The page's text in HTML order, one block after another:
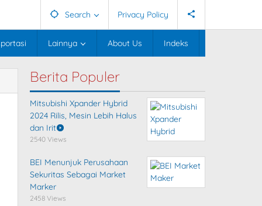
Search Privacy Policy
Lainnya About Us Indeks
Berita Populer
Mitsubishi Xpander Hybrid
2024 Rilis, Mesin Lebih Halus
dan Irit
2540 Views
BEI Menunjuk Perusahaan
Sekuritas Sebagai Market
Marker
2458 Views